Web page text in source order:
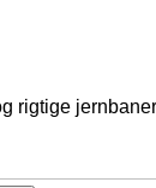
rigtige